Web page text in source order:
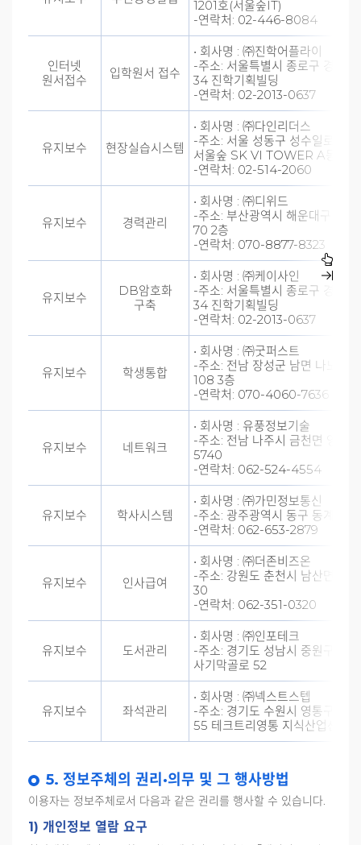
1201호(서울숲IT)
-연락처: 02-446-8084
인터넷
원서접수
입학원서 접수
• 회사명 : ㈜진학어플라이
-주소: 서울특별시 종로구 경희궁
34 진학기획빌딩
-연락처: 02-2013-0637
유지보수 현장실습시스템
• 회사명 : ㈜다인리더스
-주소: 서울 성동구 성수일로8길
서울숲 SK VI TOWER A동
-연락처: 02-514-2060
유지보수 경력관리
• 회사명 : ㈜디위드
-주소: 부산광역시 해운대구 재송
70 2층
-연락처: 070-8877-8323
유지보수
DB암호화
구축
• 회사명 : ㈜케이사인
-주소: 서울특별시 종로구 경희궁
34 진학기획빌딩
-연락처: 02-2013-0637
유지보수 학생통합
• 회사명 : ㈜굿퍼스트
-주소: 전남 장성군 남면 나노산단
108 3층
-연락처: 070-4060-7636
유지보수 네트워크
• 회사명 : 유풍정보기술
-주소: 전남 나주시 금천면 영산로
5740
-연락처: 062-524-4554
유지보수 학사시스템
• 회사명 : ㈜가민정보통신
-주소: 광주광역시 동구 동계천로
-연락처: 062-653-2879
유지보수 인사급여
• 회사명 : ㈜더존비즈온
-주소: 강원도 춘천시 남산면 버
30
-연락처: 062-351-0320
유지보수 도서관리
• 회사명 : ㈜인포테크
-주소: 경기도 성남시 중원구
사기막골로 52
유지보수 좌석관리
• 회사명 : ㈜넥스트스텝
-주소: 경기도 수원시 영통구 신
55 테크트리영통 지식산업센터
5. 정보주체의 권리·의무 및 그 행사방법
이용자는 정보주체로서 다음과 같은 권리를 행사할 수 있습니다.
1) 개인정보 열람 요구